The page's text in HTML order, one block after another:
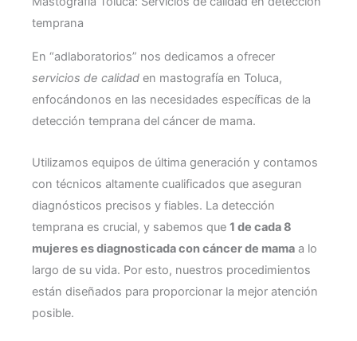
temprana
En “adlaboratorios” nos dedicamos a ofrecer
servicios de calidad en mastografía en Toluca,
enfocándonos en las necesidades específicas de la
detección temprana del cáncer de mama.
Utilizamos equipos de última generación y contamos
con técnicos altamente cualificados que aseguran
diagnósticos precisos y fiables. La detección
temprana es crucial, y sabemos que 1 de cada 8
mujeres es diagnosticada con cáncer de mama a lo
largo de su vida. Por esto, nuestros procedimientos
están diseñados para proporcionar la mejor atención
posible.